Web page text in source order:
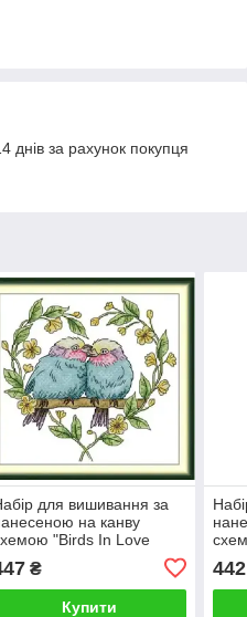
днів за рахунок покупця
для вишивання за
на канву
"Birds In Love
Fairy". AIDA 14CT printed
см
₴
Купити
см
442